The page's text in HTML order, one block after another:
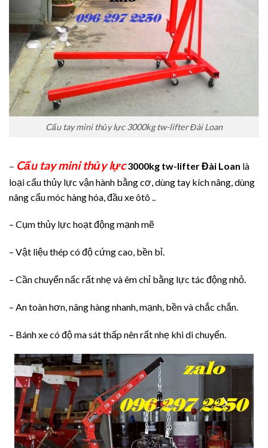
Cẩu tay mini thủy lực 3000kg tw-lifter Đài Loan
– Cẩu tay mini thủy lực3000kg tw-lifter Đài Loan là
loại cẩu thủy lực vận hành bằng cơ, dùng tay kích nâng, dùng
nâng cẩu móc hàng hóa, đầu xe ôtô ..
– Cụm thủy lực hoạt động mạnh mẽ
– Vật liệu thép có độ cứng cao, bền bỉ.
– Cần chuyển nấc rất nhẹ và êm chỉ bằng lực tác động nhỏ.
– An toàn hơn, nâng hàng nhanh, mạnh, bền và chắc chắn.
– Bánh xe có độ ma sát thấp nên rất nhẹ khi di chuyển.